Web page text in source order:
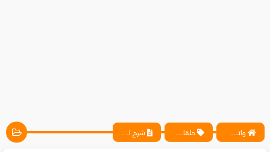
واتس آب ، فيسبوك ، أنترنت ، شروحات تقنية حصرية - المحترف حلقات متخصيصي الحماية شرح الرسالة الصفراء التي ظهرت قبل قليل على حسابات واتس آب